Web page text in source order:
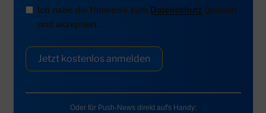
Ich habe die Hinweise zum Datenschutz gelesen
und akzeptiert.
Jetzt kostenlos anmelden
Oder für Push-News direkt auf's Handy: